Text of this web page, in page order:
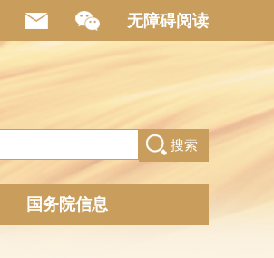
无障碍阅读
搜索
国务院信息